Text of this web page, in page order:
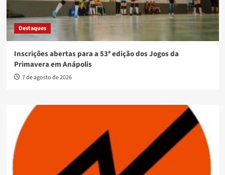
Destaques
Inscrições abertas para a 53ª edição dos Jogos da
Primavera em Anápolis
7 de agosto de 2026